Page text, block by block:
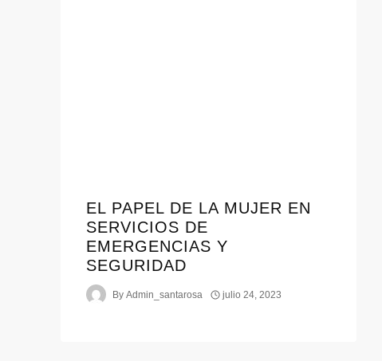
EL PAPEL DE LA MUJER EN
SERVICIOS DE
EMERGENCIAS Y
SEGURIDAD
By Admin_santarosa julio 24, 2023